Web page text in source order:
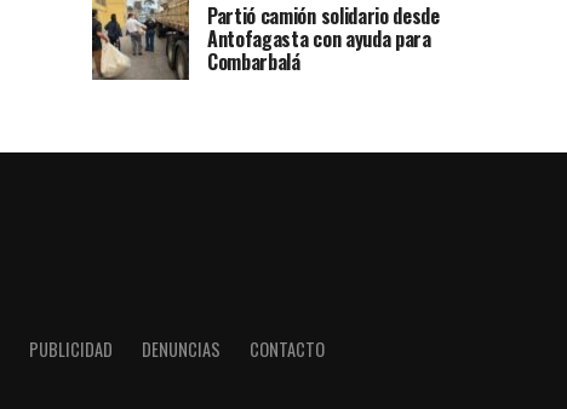
Partió camión solidario desde
Antofagasta con ayuda para
Combarbalá
PUBLICIDAD DENUNCIAS CONTACTO